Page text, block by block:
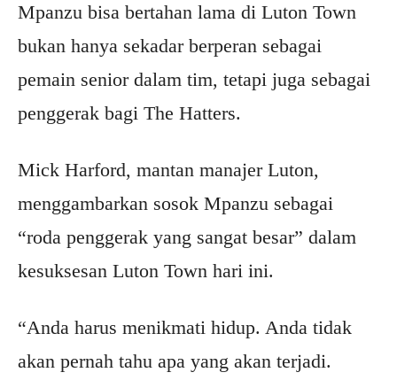
Mpanzu bisa bertahan lama di Luton Town
bukan hanya sekadar berperan sebagai
pemain senior dalam tim, tetapi juga sebagai
penggerak bagi The Hatters.
Mick Harford, mantan manajer Luton,
menggambarkan sosok Mpanzu sebagai
“roda penggerak yang sangat besar” dalam
kesuksesan Luton Town hari ini.
“Anda harus menikmati hidup. Anda tidak
akan pernah tahu apa yang akan terjadi.